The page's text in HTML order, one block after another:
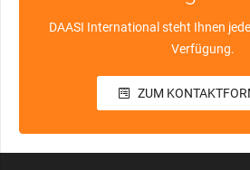
DAASI International steht Ihnen
Verfügung.
ZUM